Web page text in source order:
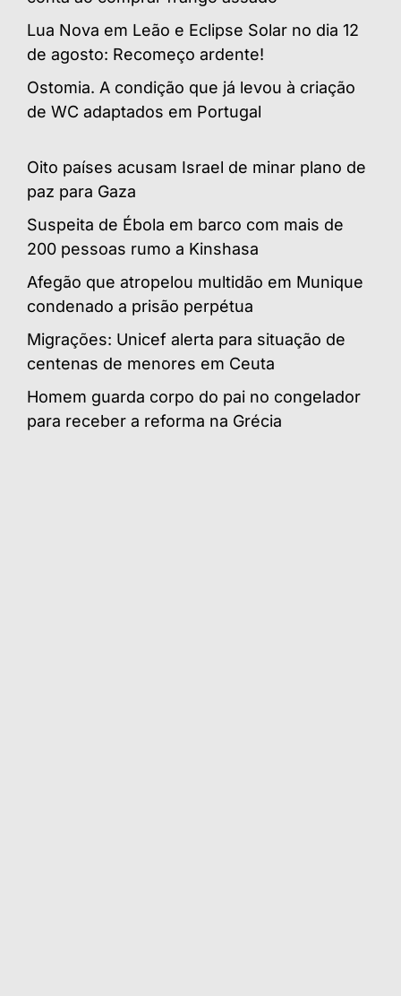
Lua Nova em Leão e Eclipse Solar no dia 12
de agosto: Recomeço ardente!
Ostomia. A condição que já levou à criação
de WC adaptados em Portugal
Oito países acusam Israel de minar plano de
paz para Gaza
Suspeita de Ébola em barco com mais de
200 pessoas rumo a Kinshasa
Afegão que atropelou multidão em Munique
condenado a prisão perpétua
Migrações: Unicef alerta para situação de
centenas de menores em Ceuta
Homem guarda corpo do pai no congelador
para receber a reforma na Grécia